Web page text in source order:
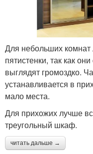
Для небольших комнат
пятистенки, так как
выглядят громоздко.
устанавливается в
мало места.
Для прихожих лучше
треугольный шкаф.
читать дальше →